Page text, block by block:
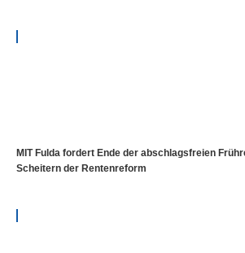
MIT Fulda fordert Ende der abschlagsfreien
Scheitern der Rentenreform